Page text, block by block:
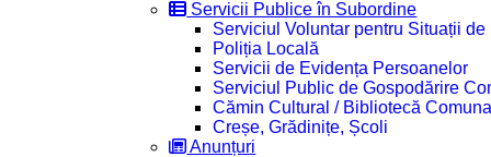
Servicii Publice în Subordine
Serviciul Voluntar pentru Situații de
Poliția Locală
Servicii de Evidența Persoanelor
Serviciul Public de Gospodărire
Cămin Cultural / Bibliotecă
Creșe, Grădinițe, Școli
Anunțuri